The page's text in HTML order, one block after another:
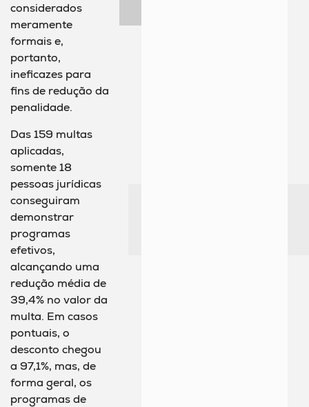
considerados
meramente
formais e,
portanto,
ineficazes para
fins de redução da
penalidade.
Das 159 multas
aplicadas,
somente 18
pessoas jurídicas
conseguiram
demonstrar
programas
efetivos,
alcançando uma
redução média de
39,4% no valor da
multa. Em casos
pontuais, o
desconto chegou
a 97,1%, mas, de
forma geral, os
programas de